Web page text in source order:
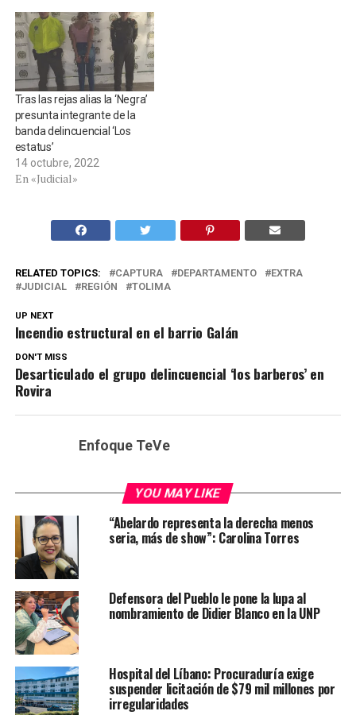
Tras las rejas alias la ‘Negra’
presunta integrante de la
banda delincuencial ‘Los
estatus’
14 octubre, 2022
En «Judicial»
RELATED TOPICS: CAPTURA DEPARTAMENTO
EXTRA
JUDICIAL
REGIÓN TOLIMA
UP NEXT
Incendio estructural en el barrio Galán
DON'T MISS
Desarticulado el grupo delincuencial ‘los barberos’ en
Rovira
Enfoque TeVe
YOU MAY LIKE
“Abelardo representa la derecha menos
seria, más de show”: Carolina Torres
Defensora del Pueblo le pone la lupa al
nombramiento de Didier Blanco en la UNP
Hospital del Líbano: Procuraduría exige
suspender licitación de $79 mil millones por
irregularidades